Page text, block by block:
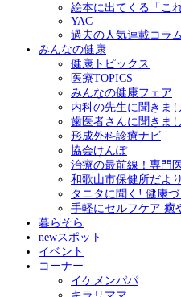
絵本に出てくる「こ
YAC
過去の人気連載コラ
みんなの健康
健康トピックス
医療TOPICS
みんなの健康フェア
内科の先生に聞きま
歯医者さんに聞きま
形成外科診療ナビ
協会けんぽ
治療の最前線！専門
和歌山市保健所だより
タニタに聞く! 健康づ
手軽にセルフケア 癒
暮らそら
newスポット
イベント
コーナー
イケメンパパ